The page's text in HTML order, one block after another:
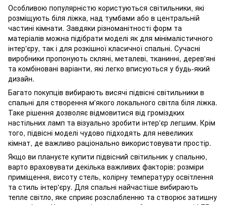
Особливою популярністю користуються світильники, які
розміщують біля ліжка, над тумбами або в центральній
частині кімнати. Завдяки різноманітності форм та
матеріалів можна підібрати моделі як для мінімалістичного
інтер'єру, так і для розкішної класичної спальні. Сучасні
виробники пропонують скляні, металеві, тканинні, дерев'яні
та комбіновані варіанти, які легко вписуються у будь-який
дизайн.
Багато покупців вибирають висячі підвісні світильники в
спальні для створення м'якого локального світла біля ліжка.
Таке рішення дозволяє відмовитися від громіздких
настільних ламп та візуально зробити інтер'єр легшим. Крім
того, підвісні моделі чудово підходять для невеликих
кімнат, де важливо раціонально використовувати простір.
Якщо ви плануєте купити підвісний світильник у спальню,
варто враховувати декілька важливих факторів: розміри
приміщення, висоту стель, колірну температуру освітлення
та стиль інтер'єру. Для спальні найчастіше вибирають
тепле світло, яке сприяє розслабленню та створює затишну